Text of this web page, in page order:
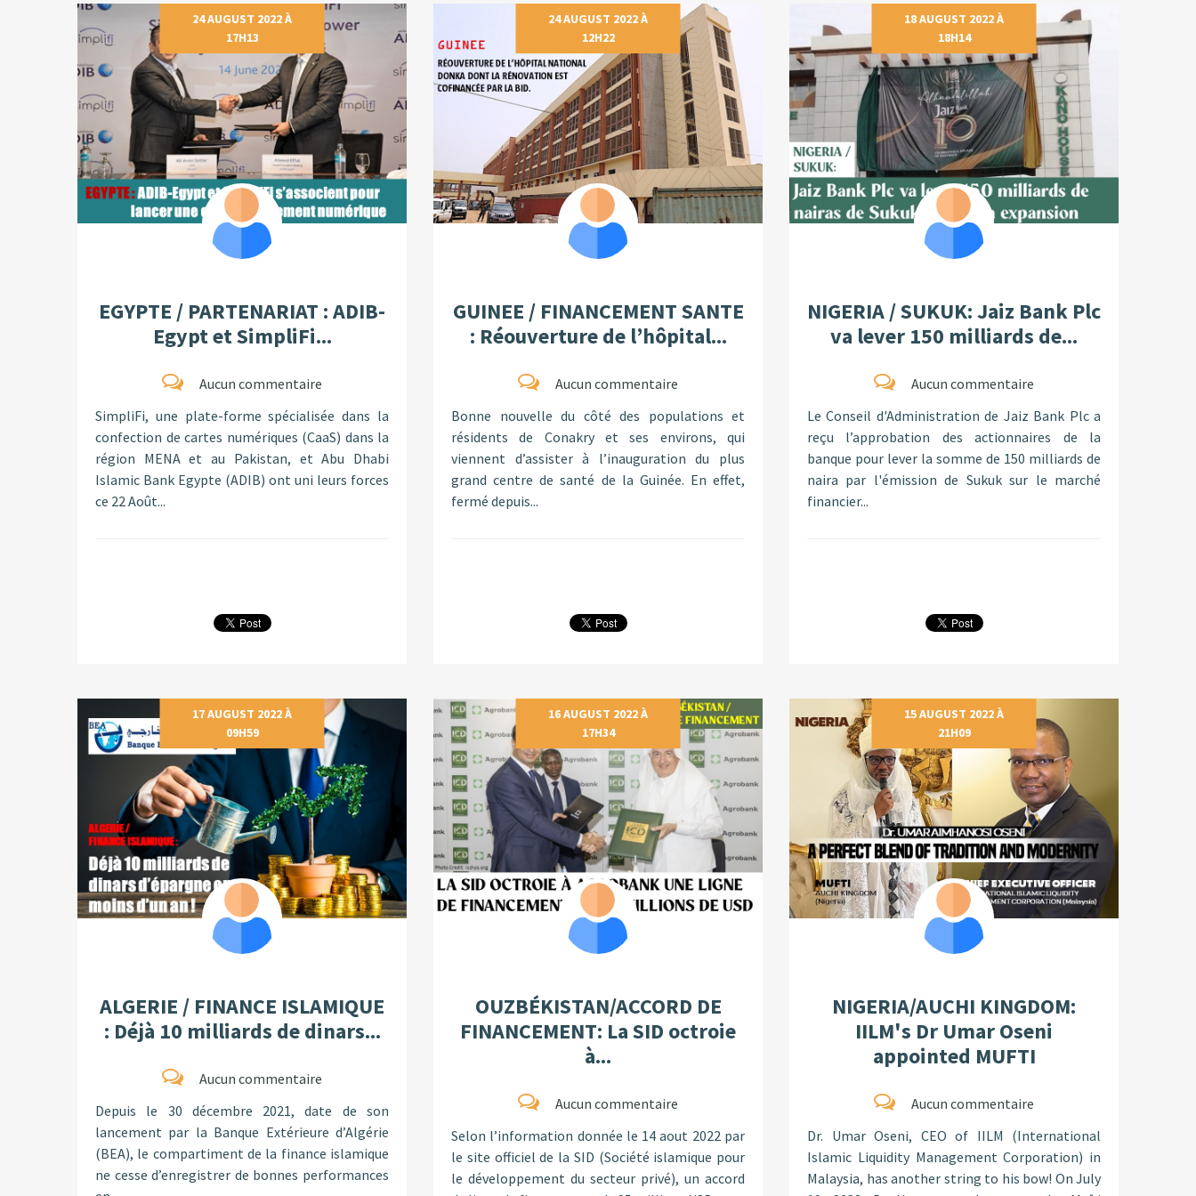
24 AUGUST 2022 À
17H13
EGYPTE / PARTENARIAT : ADIB-
Egypt et SimpliFi...
Aucun commentaire
SimpliFi, une plate-forme spécialisée dans la
confection de cartes numériques (CaaS) dans la
région MENA et au Pakistan, et Abu Dhabi
Islamic Bank Egypte (ADIB) ont uni leurs forces
ce 22 Août...
24 AUGUST 2022 À
12H22
GUINEE / FINANCEMENT SANTE
: Réouverture de l’hôpital...
Aucun commentaire
Bonne nouvelle du côté des populations et
résidents de Conakry et ses environs, qui
viennent d’assister à l’inauguration du plus
grand centre de santé de la Guinée. En effet,
fermé depuis...
18 AUGUST 2022 À
18H14
NIGERIA / SUKUK: Jaiz Bank Plc
va lever 150 milliards de...
Aucun commentaire
Le Conseil d'Administration de Jaiz Bank Plc a
reçu l’approbation des actionnaires de la
banque pour lever la somme de 150 milliards de
naira par l'émission de Sukuk sur le marché
financier...
17 AUGUST 2022 À
09H59
ALGERIE / FINANCE ISLAMIQUE
: Déjà 10 milliards de dinars...
Aucun commentaire
Depuis le 30 décembre 2021, date de son
lancement par la Banque Extérieure d’Algérie
(BEA), le compartiment de la finance islamique
ne cesse d’enregistrer de bonnes performances
16 AUGUST 2022 À
17H34
OUZBÉKISTAN/ACCORD DE
FINANCEMENT: La SID octroie
à...
Aucun commentaire
Selon l’information donnée le 14 aout 2022 par
le site officiel de la SID (Société islamique pour
le développement du secteur privé), un accord
15 AUGUST 2022 À
21H09
NIGERIA/AUCHI KINGDOM:
IILM's Dr Umar Oseni
appointed MUFTI
Aucun commentaire
Dr. Umar Oseni, CEO of IILM (International
Islamic Liquidity Management Corporation) in
Malaysia, has another string to his bow! On July